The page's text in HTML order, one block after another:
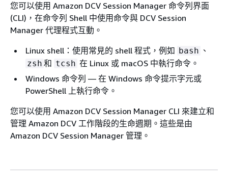
您可以使用 Amazon DCV Session Manager 命令列界面
(CLI)，在命令列 Shell 中使用命令與 DCV Session
Manager 代理程式互動。
Linux shell：使用常見的 shell 程式，例如 bash 、
zsh 和 tcsh 在 Linux 或 macOS 中執行命令。
Windows 命令列 — 在 Windows 命令提示字元或
PowerShell 上執行命令。
您可以使用 Amazon DCV Session Manager CLI 來建立和
管理 Amazon DCV 工作階段的生命週期。這些是由
Amazon DCV Session Manager 管理。